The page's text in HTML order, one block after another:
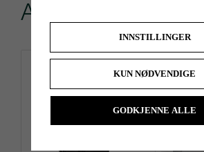
Andre kjøpte også
INNSTILLINGER
KUN NØDVENDIGE
GODKJENNE ALLE